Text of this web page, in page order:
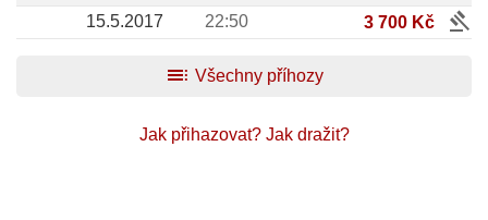
15.5.2017
22:50 3 700 Kč
gavel
toc Všechny příhozy
Jak přihazovat? Jak dražit?